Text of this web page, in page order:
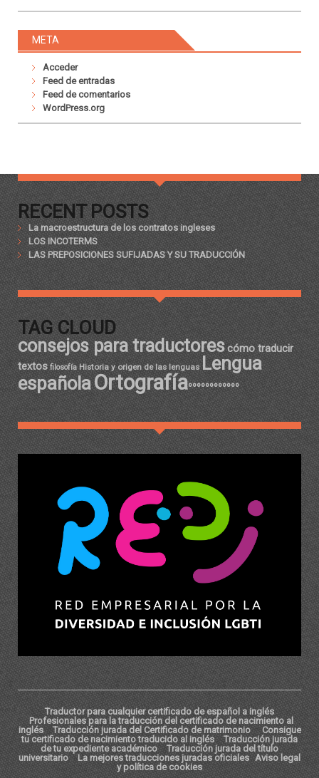
META
Acceder
Feed de entradas
Feed de comentarios
WordPress.org
RECENT POSTS
La macroestructura de los contratos ingleses
LOS INCOTERMS
LAS PREPOSICIONES SUFIJADAS Y SU TRADUCCIÓN
TAG CLOUD
consejos para traductorescómo traducir
textos filosofía Historia y origen de las lenguas Lengua
españolaOrtografíaºººººººººººº
Traductor para cualquier certificado de español a inglés
Profesionales para la traducción del certificado de nacimiento al
inglés
Traducción jurada del Certificado de matrimonio
Consigue
tu certificado de nacimiento traducido al inglés
Traducción jurada
de tu expediente académico
Traducción jurada del título
universitario
La mejores traducciones juradas oficiales Aviso legal
y política de cookies